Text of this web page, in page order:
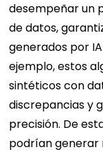
desempeñar un
de datos,
generados por
ejemplo, estos
sintéticos con
discrepancias y
precisión. De
podrían generar